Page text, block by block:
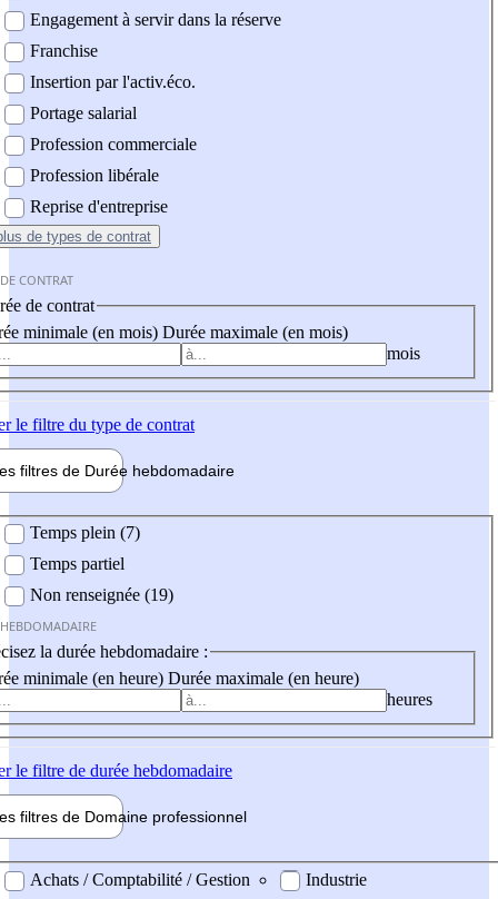
Engagement à servir dans la réserve
Franchise
Insertion par l'activ.éco.
Portage salarial
Profession commerciale
Profession libérale
Reprise d'entreprise
de types de contrat
CONTRAT
de contrat
minimale (en mois) Durée maximale (en mois)
mois
le filtre du type de contrat
filtres de Durée hebdomadaire
Temps plein (7)
Temps partiel
Non renseignée (19)
la durée hebdomadaire :
minimale (en heure) Durée maximale (en heure)
heures
le filtre de durée hebdomadaire
filtres de Domaine professionnel
professionel
Achats / Comptabilité / Gestion
Industrie